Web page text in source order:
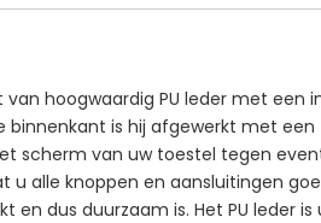
hoogwaardig PU leder met
binnenkant is hij afgewerkt met
scherm van uw toestel tegen
u alle knoppen en aansluitingen
en dus duurzaam is. Het PU